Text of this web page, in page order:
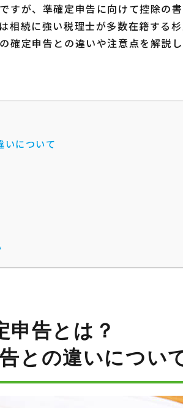
すが、準確定申告に向けて控除の
相続に強い税理士が多数在籍する
定申告との違いや注意点を解説し
いについて
申告とは？
との違いについ